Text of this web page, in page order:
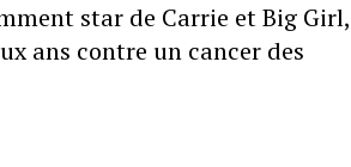
star de Carrie et Big Girl,
ans contre un cancer des